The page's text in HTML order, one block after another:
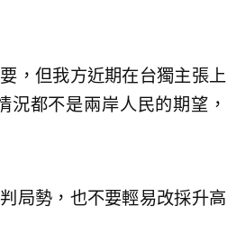
，但我方近期在台獨主張上
都不是兩岸人民的期望，
局勢，也不要輕易改採升高